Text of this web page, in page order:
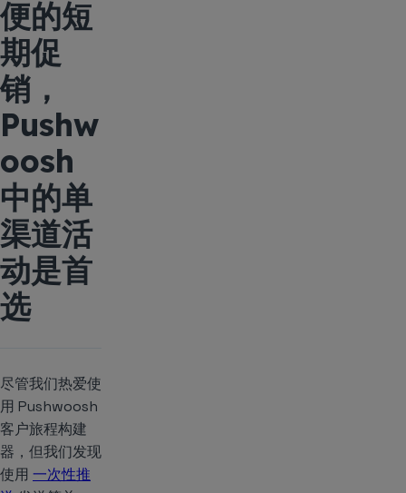
便的短
期促
销，
Pushw
oosh
中的单
渠道活
动是首
选
尽管我们热爱使
用 Pushwoosh
客户旅程构建
器，但我们发现
使用 一次性推